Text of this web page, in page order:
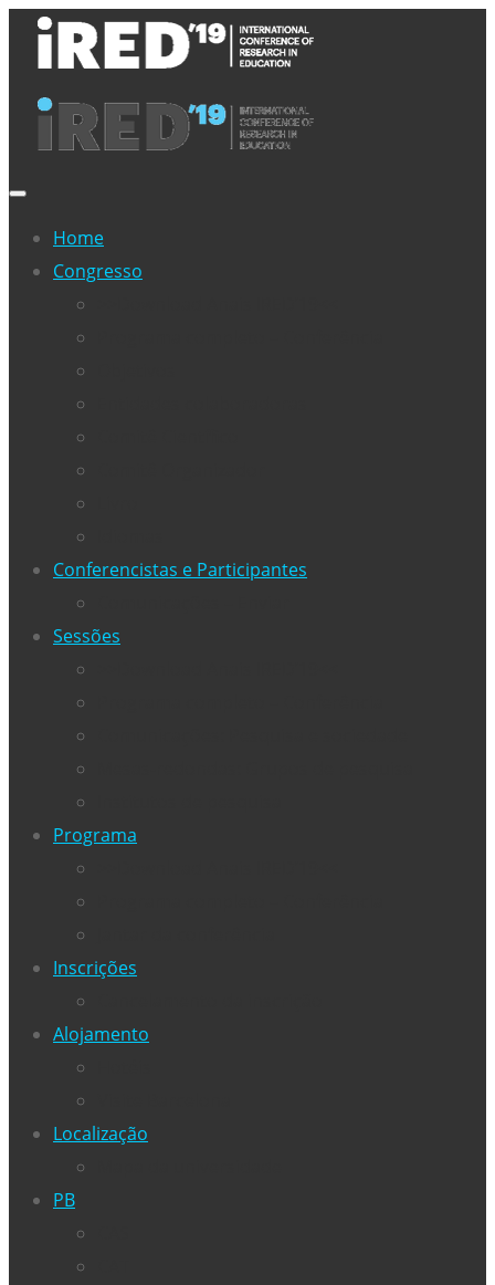
Home
Congresso
Conferencistas e Participantes
Sessões
Programa
Inscrições
Alojamento
Localização
PB